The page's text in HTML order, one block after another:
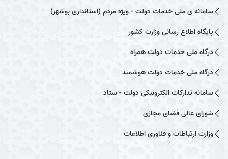
سامانه ی ملی خدمات دولت - ویژه مردم (استانداری بوشهر)
پایگاه اطلاع رسانی وزارت کشور
درگاه ملی خدمات دولت همراه
درگاه ملی خدمات دولت هوشمند
سامانه تدارکات الکترونیکی دولت - ستاد
شورای عالی فضای مجازی
وزارت ارتباطات و فناوری اطلاعات